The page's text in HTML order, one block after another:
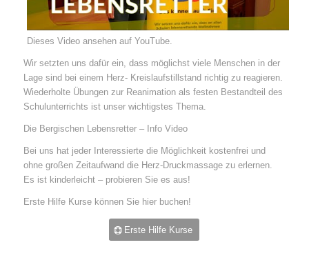
Dieses Video ansehen auf YouTube.
Wir setzten uns dafür ein, dass möglichst viele Menschen in der
Lage sind bei einem Herz- Kreislaufstillstand richtig zu reagieren.
Wiederholte Übungen zur Reanimation als festen Bestandteil des
Schulunterrichts ist unser wichtigstes Thema.
Die Bergischen Lebensretter – Info Video
Bei uns hat jeder Interessierte die Möglichkeit kostenfrei und
ohne großen Zeitaufwand die Herz-Druckmassage zu erlernen.
Es ist kinderleicht – probieren Sie es aus!
Erste Hilfe Kurse können Sie hier buchen!
Erste Hilfe Kurse